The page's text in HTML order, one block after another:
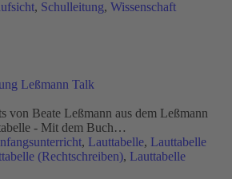
, Schulleitung, Wissenschaft
Leßmann Talk
von Beate Leßmann aus dem Leßmann
- Mit dem Buch…
, Lauttabelle, Lauttabelle
(Rechtschreiben), Lauttabelle